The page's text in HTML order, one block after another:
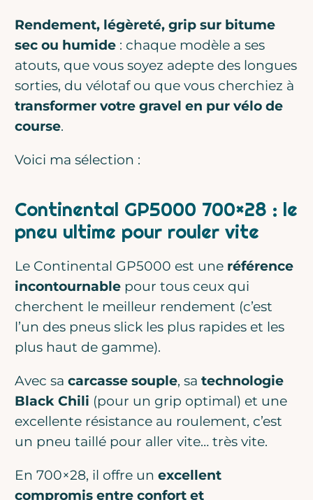
Rendement, légèreté, grip sur bitume
sec ou humide : chaque modèle a ses
atouts, que vous soyez adepte des longues
sorties, du vélotaf ou que vous cherchiez à
transformer votre gravel en pur vélo de
course.
Voici ma sélection :
Continental GP5000 700×28 : le
pneu ultime pour rouler vite
Le Continental GP5000 est une référence
incontournable pour tous ceux qui
cherchent le meilleur rendement (c’est
l’un des pneus slick les plus rapides et les
plus haut de gamme).
Avec sacarcasse souple, satechnologie
Black Chili (pour un grip optimal) et une
excellente résistance au roulement, c’est
un pneu taillé pour aller vite… très vite.
En 700×28, il offre unexcellent
compromis entre confort et